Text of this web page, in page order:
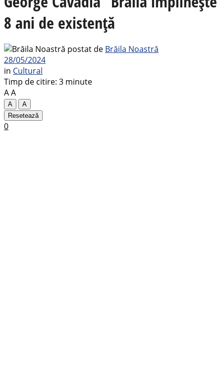
8 ani de existență
postat de Brăila Noastră
28/05/2024
in Cultural
Timp de citire: 3 minute
AA
A
A
Resetează
0